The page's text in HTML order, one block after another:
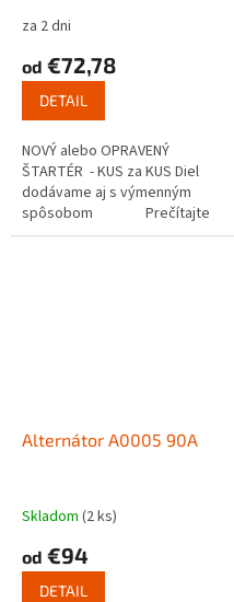
za 2 dni
od €72,78
DETAIL
NOVÝ alebo OPRAVENÝ
ŠTARTÉR - KUS za KUS Diel
dodávame aj s výmenným
spôsobom Prečítajte
si ako funguje...
Alternátor A0005 90A
Skladom (2 ks)
od €94
DETAIL